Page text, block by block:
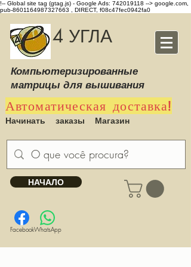
!-- Global site tag (gtag.js) - Google Ads: 742019118 --> google.com,
pub-8601164987327663 , DIRECT, f08c47fec0942fa0
4 УГЛА
Компьютеризированные
матрицы для вышивания
Автоматическая доставка!
Начинать заказы Магазин
НАЧАЛО
FacebookWhatsApp